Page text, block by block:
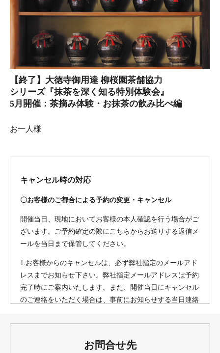
【終了】大徳寺御用達 柳桜園茶舗協力
シリーズ『抹茶を深く知る特別体験会』
5月開催：茶摘み体験・お抹茶の飲み比べ編
お一人様
キャンセル時の対応
〇お客様のご都合による予約の変更・キャンセル
開催当日、現地においてお客様の本人確認を行う場合がご
ざいます。ご予約確定の際にこちらからお送りする返信メ
ールを当日まで保管してください。
1.お客様からのキャンセルは、必ず弊社指定のメールアド
レスまでお知らせ下さい。弊社指定メールアドレスは予約
完了時にご案内いたします。また、開催当日にキャンセル
のご連絡をいただく場合は、事前にお知らせする当日連絡
午前0時（日本標準時間）と設定しています。下記のキャ
お問合せ先